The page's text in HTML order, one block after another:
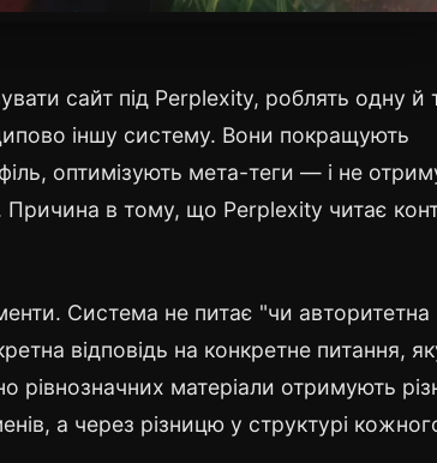
сайт під Perplexity, роблять одну й
іншу систему. Вони покращують
оптимізують мета-теги — і не
Причина в тому, що Perplexity читає
Система не питає "чи авторитетна
відповідь на конкретне питання,
матеріали отримують
а через різницю у структурі